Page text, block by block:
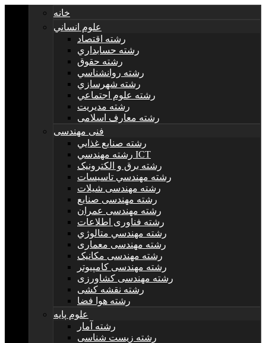
خانه
علوم انساني
رشته اقتصاد
رشته حسابداري
رشته حقوق
رشته روانشناسي
رشته شهرسازي
رشته علوم اجتماعي
رشته مديريت
رشته معارف اسلامی
فنی مهندسی
رشته صنايع غذايي
رشته مهندسي ICT
رشته برق و الکترونيک
رشته مهندسي تاسيسات
رشته مهندسی شیلات
رشته مهندسی صنایع
رشته مهندسی عمران
رشته فناوری اطلاعات
رشته مهندسي متالوژي
رشته مهندسی معماری
رشته مهندسی مکانیک
رشته مهندسی کامپیوتر
رشته مهندسی کشاورزی
رشته نقشه کشی
رشته هوا فضا
علوم پایه
رشته آمار
رشته زیست شناسی